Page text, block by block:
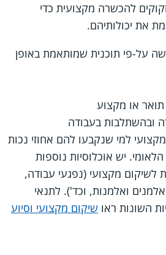
והם זקוקים להכשרה מקצועית כדי
את יכולותיהם.
על-פי תוכנית שמותאמת באופן
תואר או מקצוע
ובהשתלבות בעבודה
למי שנקבעו להם אחוזי נכות
יש אוכלוסיות נוספות
לשיקום מקצועי (נפגעי עבודה,
ואלמנות, וכד'). לתנאי
השונות ראו שיקום מקצועי וסיוע